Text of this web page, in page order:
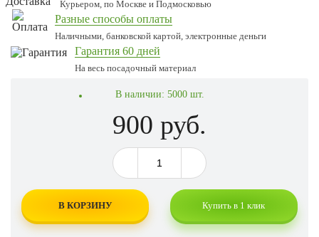
Курьером, по Москве и Подмосковью
Разные способы оплаты
Наличными, банковской картой, электронные деньги
Гарантия 60 дней
На весь посадочный материал
В наличии: 5000 шт.
900 руб.
В КОРЗИНУ Купить в 1 клик